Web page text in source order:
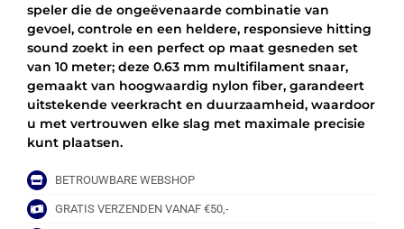
speler die de ongeëvenaarde combinatie van
gevoel, controle en een heldere, responsieve hitting
sound zoekt in een perfect op maat gesneden set
van 10 meter; deze 0.63 mm multifilament snaar,
gemaakt van hoogwaardig nylon fiber, garandeert
uitstekende veerkracht en duurzaamheid, waardoor
u met vertrouwen elke slag met maximale precisie
kunt plaatsen.
BETROUWBARE WEBSHOP
GRATIS VERZENDEN VANAF €50,-